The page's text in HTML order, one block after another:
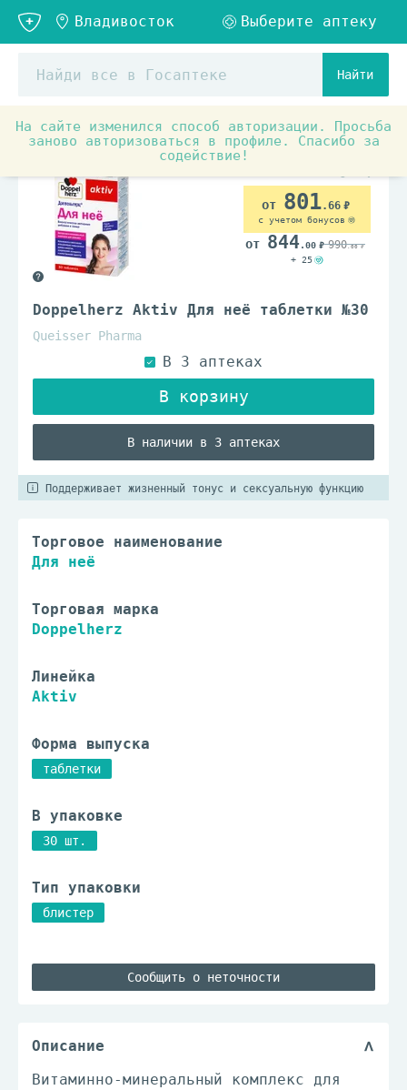
Найти
На сайте изменился способ авторизации. Просьба
заново авторизоваться в профиле. Спасибо за
содействие!
Аптечные товары Витамины и БАД Витамины для
Doppelherz Aktiv Для неё таблетки №30
Queisser Pharma
В наличии в 3 аптеках
801.66
с учетом бонусов
844.00 990.00
+ 25
Поддерживает жизненный тонус и сексуальную функцию
Торговое наименование
Для неё
Торговая марка
Doppelherz
Линейка
Aktiv
Форма выпуска
таблетки
В упаковке
30 шт.
Тип упаковки
блистер
Сообщить о неточности
Описание
Витаминно-минеральный комплекс для